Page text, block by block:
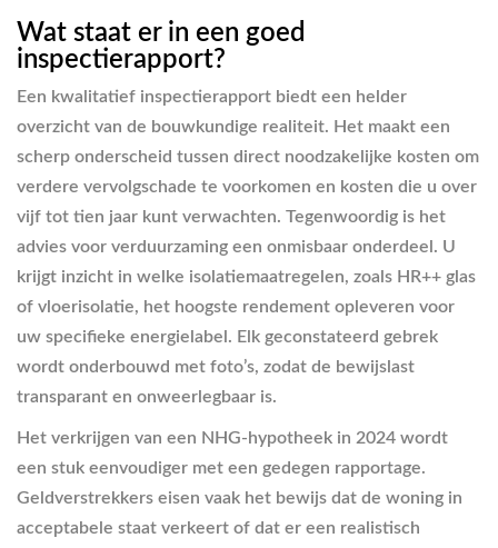
Wat staat er in een goed
inspectierapport?
Een kwalitatief inspectierapport biedt een helder
overzicht van de bouwkundige realiteit. Het maakt een
scherp onderscheid tussen direct noodzakelijke kosten om
verdere vervolgschade te voorkomen en kosten die u over
vijf tot tien jaar kunt verwachten. Tegenwoordig is het
advies voor verduurzaming een onmisbaar onderdeel. U
krijgt inzicht in welke isolatiemaatregelen, zoals HR++ glas
of vloerisolatie, het hoogste rendement opleveren voor
uw specifieke energielabel. Elk geconstateerd gebrek
wordt onderbouwd met foto’s, zodat de bewijslast
transparant en onweerlegbaar is.
Het verkrijgen van een NHG-hypotheek in 2024 wordt
een stuk eenvoudiger met een gedegen rapportage.
Geldverstrekkers eisen vaak het bewijs dat de woning in
acceptabele staat verkeert of dat er een realistisch